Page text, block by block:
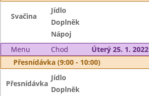
Svačina
Jídlo
Doplněk
Nápoj
Menu
Chod
Úterý 25. 1. 2022
Přesnídávka (9:00 - 10:00)
Přesnídávka
Jídlo
Doplněk